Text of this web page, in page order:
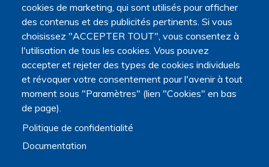
cookies de marketing, qui sont utilisés pour afficher
des contenus et des publicités pertinents. Si vous
choisissez "ACCEPTER TOUT", vous consentez à
l'utilisation de tous les cookies. Vous pouvez
accepter et rejeter des types de cookies individuels
et révoquer votre consentement pour l'avenir à tout
moment sous "Paramètres" (lien "Cookies" en bas
de page).
Politique de confidentialité
Documentation